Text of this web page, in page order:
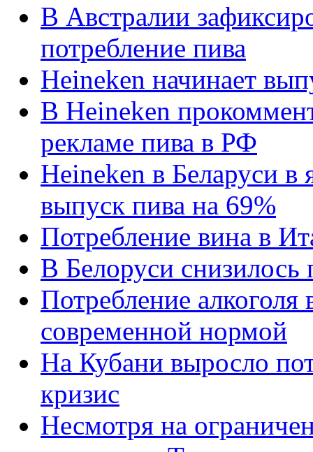
В Австралии
потребление пива
Heineken начинает
В Heineken
рекламе пива в РФ
Heineken в Беларуси в
выпуск пива на 69%
Потребление вина в
В Белоруси снизилось
Потребление
современной нормой
На Кубани выросло
кризис
Несмотря на